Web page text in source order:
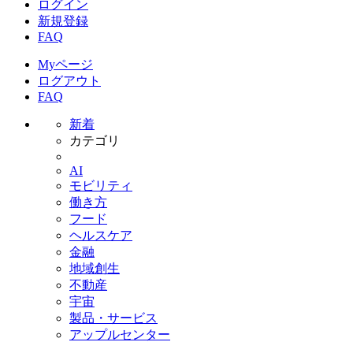
ログイン
新規登録
FAQ
Myページ
ログアウト
FAQ
新着
カテゴリ
AI
モビリティ
働き方
フード
ヘルスケア
金融
地域創生
不動産
宇宙
製品・サービス
アップルセンター